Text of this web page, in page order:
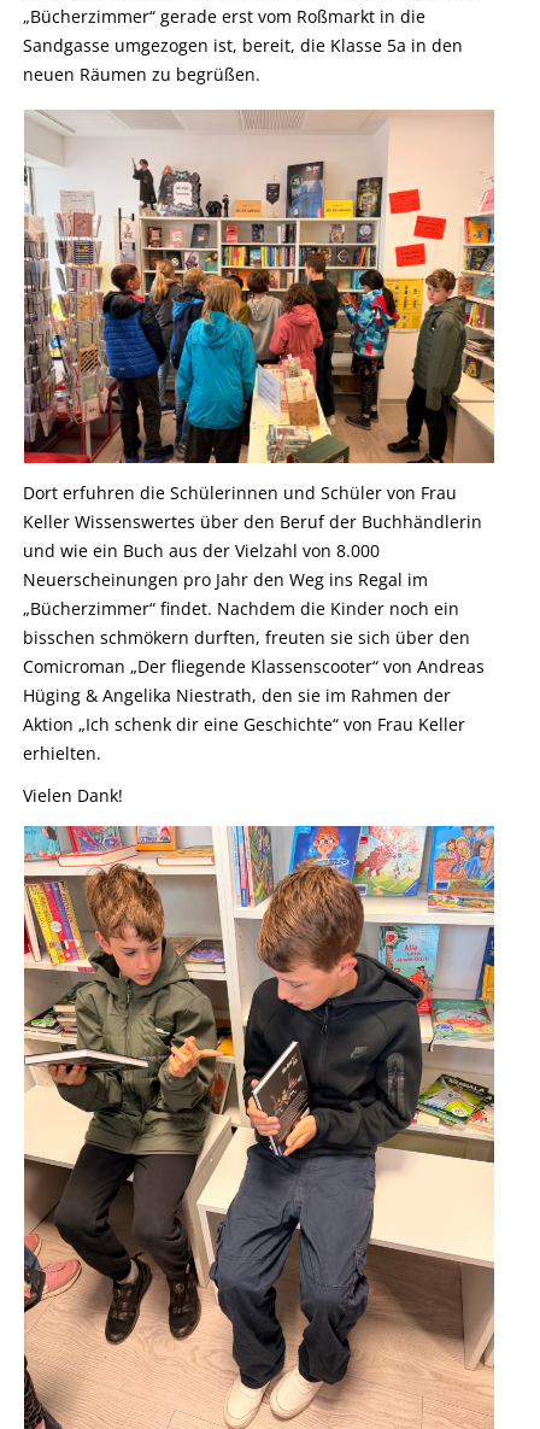
„Bücherzimmer“ gerade erst vom Roßmarkt in die
Sandgasse umgezogen ist, bereit, die Klasse 5a in den
neuen Räumen zu begrüßen.
Dort erfuhren die Schülerinnen und Schüler von Frau
Keller Wissenswertes über den Beruf der Buchhändlerin
und wie ein Buch aus der Vielzahl von 8.000
Neuerscheinungen pro Jahr den Weg ins Regal im
„Bücherzimmer“ findet. Nachdem die Kinder noch ein
bisschen schmökern durften, freuten sie sich über den
Comicroman „Der fliegende Klassenscooter“ von Andreas
Hüging & Angelika Niestrath, den sie im Rahmen der
Aktion „Ich schenk dir eine Geschichte“ von Frau Keller
erhielten.
Vielen Dank!